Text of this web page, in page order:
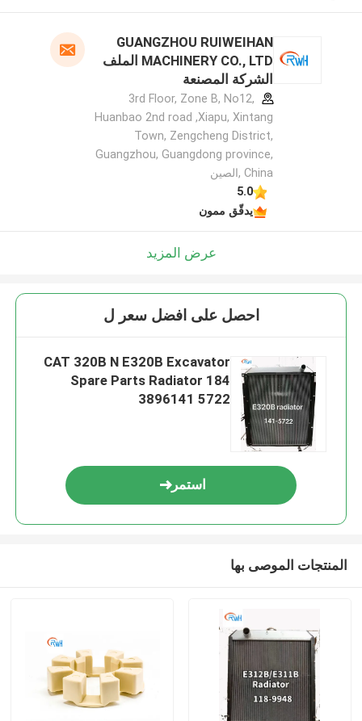
GUANGZHOU RUIWEIHAN
MACHINERY CO., LTD الملف
الشركة المصنعة
3rd Floor, Zone B, No12,
Huanbao 2nd road ,Xiapu, Xintang
Town, Zengcheng District,
Guangzhou, Guangdong province,
China ,الصين
5.0
يدقّق ممون
عرض المزيد
احصل على افضل سعر ل
CAT 320B N E320B Excavator
Spare Parts Radiator 184
3896141 5722
استمر
المنتجات الموصى بها